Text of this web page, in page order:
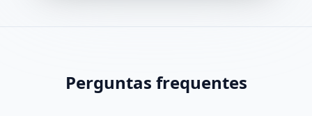
Perguntas frequentes